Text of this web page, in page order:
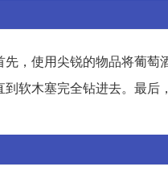
，使用尖锐的物品将葡萄
软木塞完全钻进去。最